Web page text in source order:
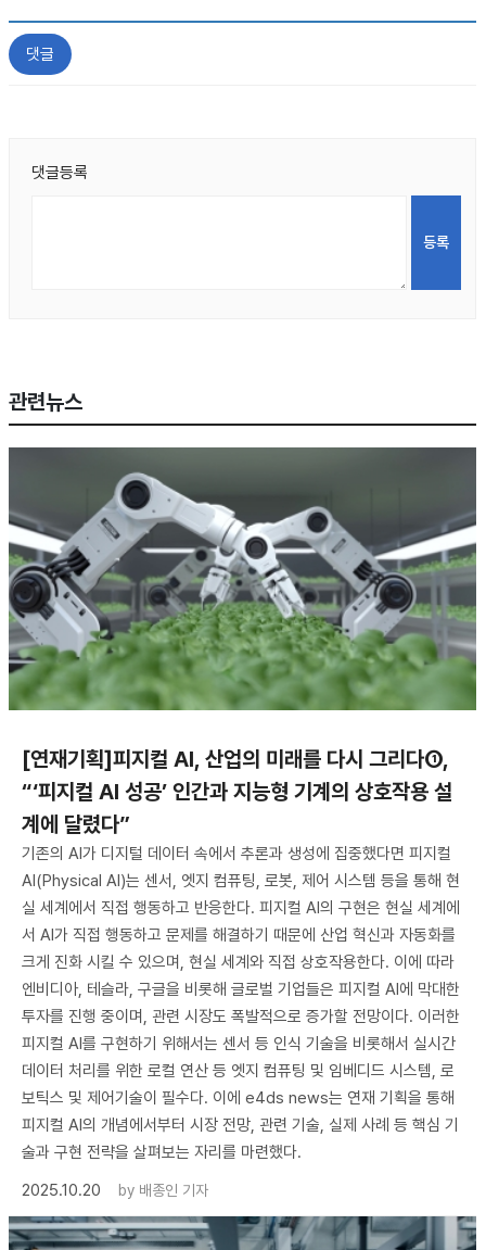
댓글
댓글등록
관련뉴스
[연재기획]피지컬 AI, 산업의 미래를 다시 그리다①,
“‘피지컬 AI 성공’ 인간과 지능형 기계의 상호작용 설
계에 달렸다”
기존의 AI가 디지털 데이터 속에서 추론과 생성에 집중했다면 피지컬
AI(Physical AI)는 센서, 엣지 컴퓨팅, 로봇, 제어 시스템 등을 통해 현
실 세계에서 직접 행동하고 반응한다. 피지컬 AI의 구현은 현실 세계에
서 AI가 직접 행동하고 문제를 해결하기 때문에 산업 혁신과 자동화를
크게 진화 시킬 수 있으며, 현실 세계와 직접 상호작용한다. 이에 따라
엔비디아, 테슬라, 구글을 비롯해 글로벌 기업들은 피지컬 AI에 막대한
투자를 진행 중이며, 관련 시장도 폭발적으로 증가할 전망이다. 이러한
피지컬 AI를 구현하기 위해서는 센서 등 인식 기술을 비롯해서 실시간
데이터 처리를 위한 로컬 연산 등 엣지 컴퓨팅 및 임베디드 시스템, 로
보틱스 및 제어기술이 필수다. 이에 e4ds news는 연재 기획을 통해
피지컬 AI의 개념에서부터 시장 전망, 관련 기술, 실제 사례 등 핵심 기
술과 구현 전략을 살펴보는 자리를 마련했다.
2025.10.20
by 배종인 기자